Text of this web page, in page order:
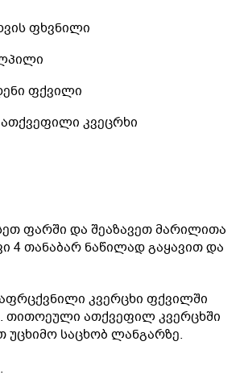
ფხვნილი
ფქვილი
კვეცრხი
ფარში და შეაზავეთ მარილითა
4 თანაბარ ნაწილად გაყავით და
კვერცხი ფქვილში
თითოეული ათქვეფილ კვერცხში
საცხობ ლანგარზე.